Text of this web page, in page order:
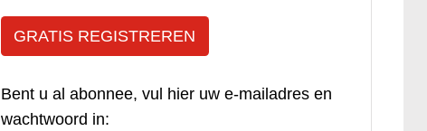
GRATIS REGISTREREN
Bent u al abonnee, vul hier uw e-mailadres en
wachtwoord in: